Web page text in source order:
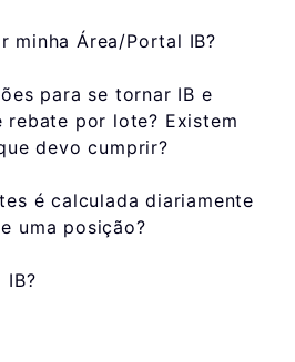
minha Área/Portal IB?
para se tornar IB e
rebate por lote? Existem
devo cumprir?
é calculada diariamente
uma posição?
IB?